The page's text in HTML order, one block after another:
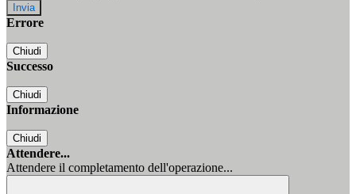
Errore
Chiudi
Successo
Chiudi
Informazione
Chiudi
Attendere...
Attendere il completamento dell'operazione...